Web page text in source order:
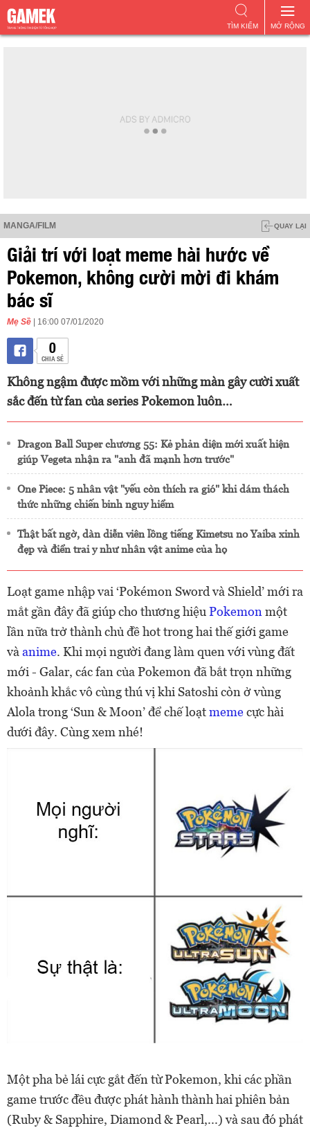
MỞ RỘNG
TÌM KIẾM
MANGA/FILM QUAY LẠI
Giải trí với loạt meme hài hước về
Pokemon, không cười mời đi khám
bác sĩ
Mẹ Sề | 16:00 07/01/2020
0
CHIA SẺ
Không ngậm được mồm với những màn gây cười xuất
sắc đến từ fan của series Pokemon luôn…
Dragon Ball Super chương 55: Kẻ phản diện mới xuất hiện
giúp Vegeta nhận ra "anh đã mạnh hơn trước"
One Piece: 5 nhân vật "yếu còn thích ra gió" khi dám thách
thức những chiến binh nguy hiểm
Thật bất ngờ, dàn diễn viên lồng tiếng Kimetsu no Yaiba xinh
đẹp và điển trai y như nhân vật anime của họ
Loạt game nhập vai ‘Pokémon Sword và Shield’ mới ra
mắt gần đây đã giúp cho thương hiệu Pokemon một
lần nữa trở thành chủ đề hot trong hai thế giới game
và anime. Khi mọi người đang làm quen với vùng đất
mới - Galar, các fan của Pokemon đã bắt trọn những
khoảnh khắc vô cùng thú vị khi Satoshi còn ở vùng
Alola trong ‘Sun & Moon’ để chế loạtmemecực hài
dưới đây. Cùng xem nhé!
Một pha bẻ lái cực gắt đến từ Pokemon, khi các phần
game trước đều được phát hành thành hai phiên bản
(Ruby & Sapphire, Diamond & Pearl,...) và sau đó phát